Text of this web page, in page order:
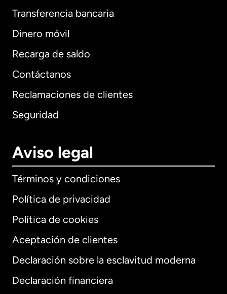
Transferencia bancaria
Dinero móvil
Recarga de saldo
Contáctanos
Reclamaciones de clientes
Seguridad
Aviso legal
Términos y condiciones
Política de privacidad
Política de cookies
Aceptación de clientes
Declaración sobre la esclavitud moderna
Declaración financiera
Internacional English